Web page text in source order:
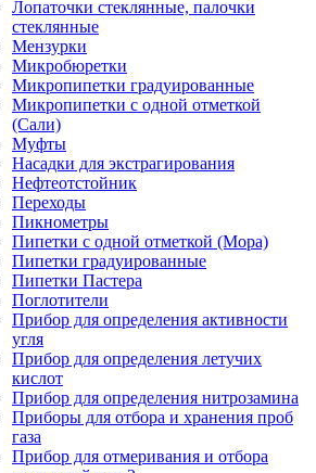
Лопаточки стеклянные, палочки
стеклянные
Мензурки
Микробюретки
Микропипетки градуированные
Микропипетки с одной отметкой
(Сали)
Муфты
Насадки для экстрагирования
Нефтеотстойник
Переходы
Пикнометры
Пипетки с одной отметкой (Мора)
Пипетки градуированные
Пипетки Пастера
Поглотители
Прибор для определения активности
угля
Прибор для определения летучих
кислот
Прибор для определения нитрозамина
Приборы для отбора и хранения проб
газа
Прибор для отмеривания и отбора